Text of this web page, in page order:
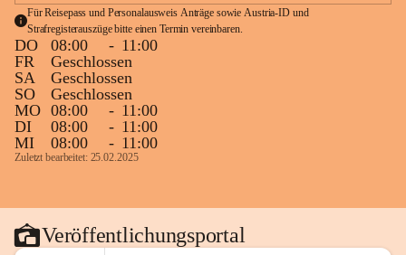
Für Reisepass und Personalausweis Anträge sowie Austria-ID und
Strafregisterauszüge bitte einen Termin vereinbaren.
DO 08:00 - 11:00
FR
Geschlossen
SA
Geschlossen
SO
Geschlossen
MO 08:00 - 11:00
DI
08:00 - 11:00
MI
08:00 - 11:00
Zuletzt bearbeitet: 25.02.2025
Veröffentlichungsportal